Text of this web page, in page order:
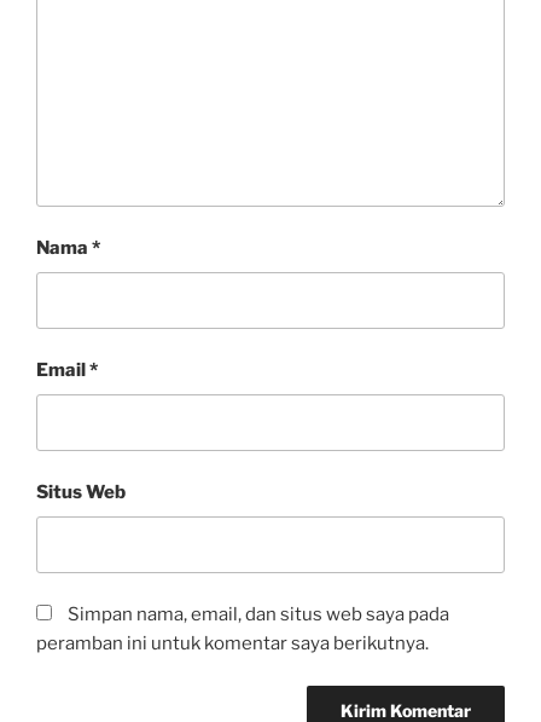
Nama *
Email*
Situs Web
Simpan nama, email, dan situs web saya pada
peramban ini untuk komentar saya berikutnya.